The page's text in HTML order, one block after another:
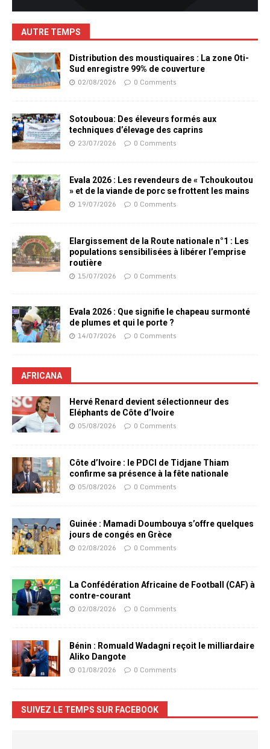
AUTRE TEMPS
Distribution des moustiquaires : La zone Oti-
Sud enregistre 99% de couverture
02/08/2026 0 Comments
Sotouboua: Des éleveurs formés aux
techniques d’élevage des caprins
23/07/2026 0 Comments
Evala 2026 : Les revendeurs de « Tchoukoutou
» et de la viande de porc se frottent les mains
19/07/2026 0 Comments
Elargissement de la Route nationale n°1 : Les
populations sensibilisées à libérer l’emprise
routière
15/07/2026 0 Comments
Evala 2026 : Que signifie le chapeau surmonté
de plumes et qui le porte ?
14/07/2026 0 Comments
AFRICANA
Hervé Renard devient sélectionneur des
Eléphants de Côte d’Ivoire
05/08/2026 0 Comments
Côte d’Ivoire : le PDCI de Tidjane Thiam
confirme sa présence à la fête nationale
05/08/2026 0 Comments
Guinée : Mamadi Doumbouya s’offre quelques
jours de congés en Grèce
02/08/2026 0 Comments
La Confédération Africaine de Football (CAF) à
contre-courant
02/08/2026 0 Comments
Bénin : Romuald Wadagni reçoit le milliardaire
Aliko Dangote
01/08/2026 0 Comments
SUIVEZ LE TEMPS SUR FACEBOOK